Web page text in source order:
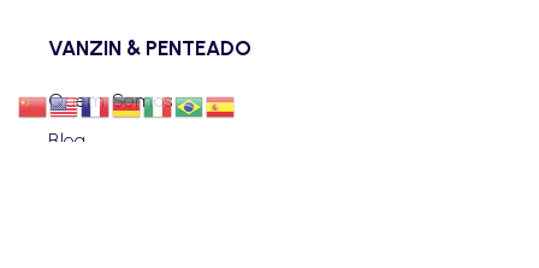
VANZIN & PENTEADO
Quem Somos
Blog